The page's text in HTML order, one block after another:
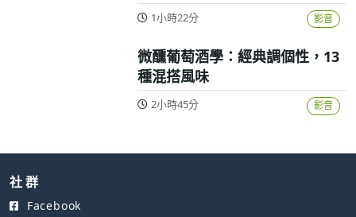
1小時22分 影音
微醺葡萄酒學：經典調個性，13
種混搭風味
2小時45分 影音
社 群
Facebook